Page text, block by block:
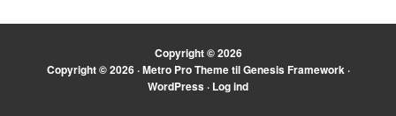
Copyright © 2026
Copyright © 2026 ·Metro Pro ThemetilGenesis Framework·
WordPress · Log ind